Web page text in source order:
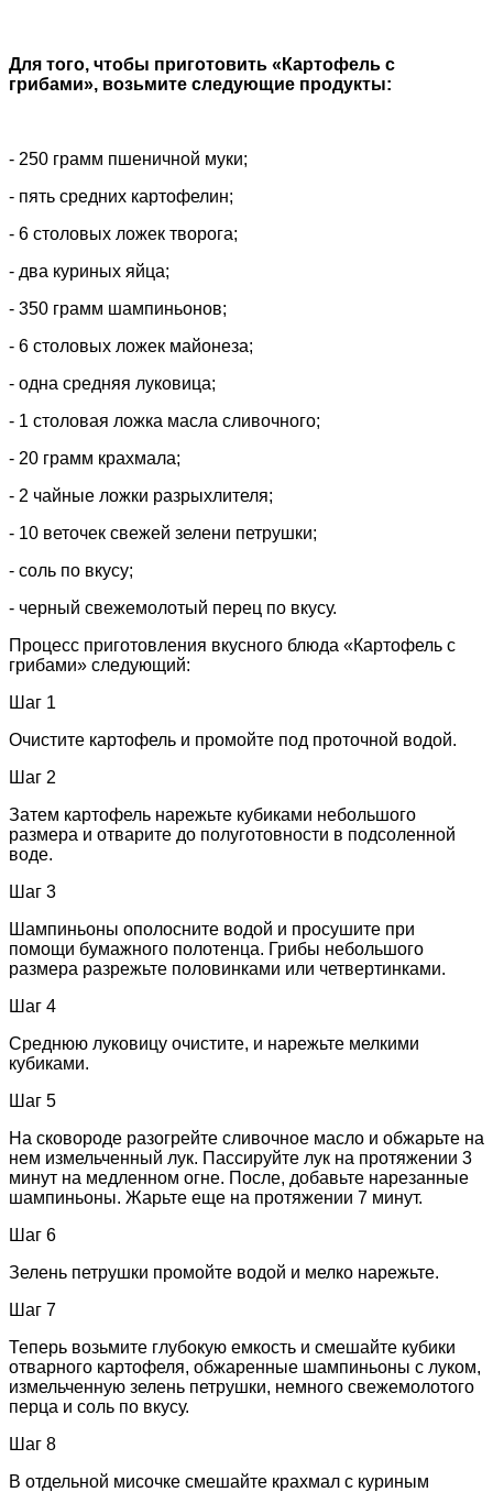
Для того, чтобы приготовить «Картофель с
грибами», возьмите следующие продукты:
- 250 грамм пшеничной муки;
- пять средних картофелин;
- 6 столовых ложек творога;
- два куриных яйца;
- 350 грамм шампиньонов;
- 6 столовых ложек майонеза;
- одна средняя луковица;
- 1 столовая ложка масла сливочного;
- 20 грамм крахмала;
- 2 чайные ложки разрыхлителя;
- 10 веточек свежей зелени петрушки;
- соль по вкусу;
- черный свежемолотый перец по вкусу.
Процесс приготовления вкусного блюда «Картофель с
грибами» следующий:
Шаг 1
Очистите картофель и промойте под проточной водой.
Шаг 2
Затем картофель нарежьте кубиками небольшого
размера и отварите до полуготовности в подсоленной
воде.
Шаг 3
Шампиньоны ополосните водой и просушите при
помощи бумажного полотенца. Грибы небольшого
размера разрежьте половинками или четвертинками.
Шаг 4
Среднюю луковицу очистите, и нарежьте мелкими
кубиками.
Шаг 5
На сковороде разогрейте сливочное масло и обжарьте на
нем измельченный лук. Пассируйте лук на протяжении 3
минут на медленном огне. После, добавьте нарезанные
шампиньоны. Жарьте еще на протяжении 7 минут.
Шаг 6
Зелень петрушки промойте водой и мелко нарежьте.
Шаг 7
Теперь возьмите глубокую емкость и смешайте кубики
отварного картофеля, обжаренные шампиньоны с луком,
измельченную зелень петрушки, немного свежемолотого
перца и соль по вкусу.
Шаг 8
В отдельной мисочке смешайте крахмал с куриным